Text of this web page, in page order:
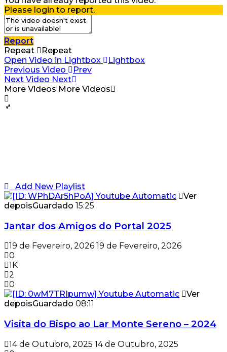
Please login to report.
Report
Repeat
Repeat
Open Video in Lightbox
Lightbox
Previous Video
Prev
Next Video Next
More Videos More Videos
Add New Playlist
Ver
depoisGuardado 15:25
Jantar dos Amigos do Portal 2025
19 de Fevereiro, 2026 19 de Fevereiro, 2026
0
1K
2
0
Ver
depoisGuardado 08:11
Visita do Bispo ao Lar Monte Sereno – 2024
14 de Outubro, 2025 14 de Outubro, 2025